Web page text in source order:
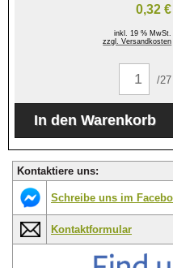
0,32 €
inkl. 19 % MwSt.
zzgl. Versandkosten
/27
Kontaktiere uns:
Schreibe uns im
Kontaktformular